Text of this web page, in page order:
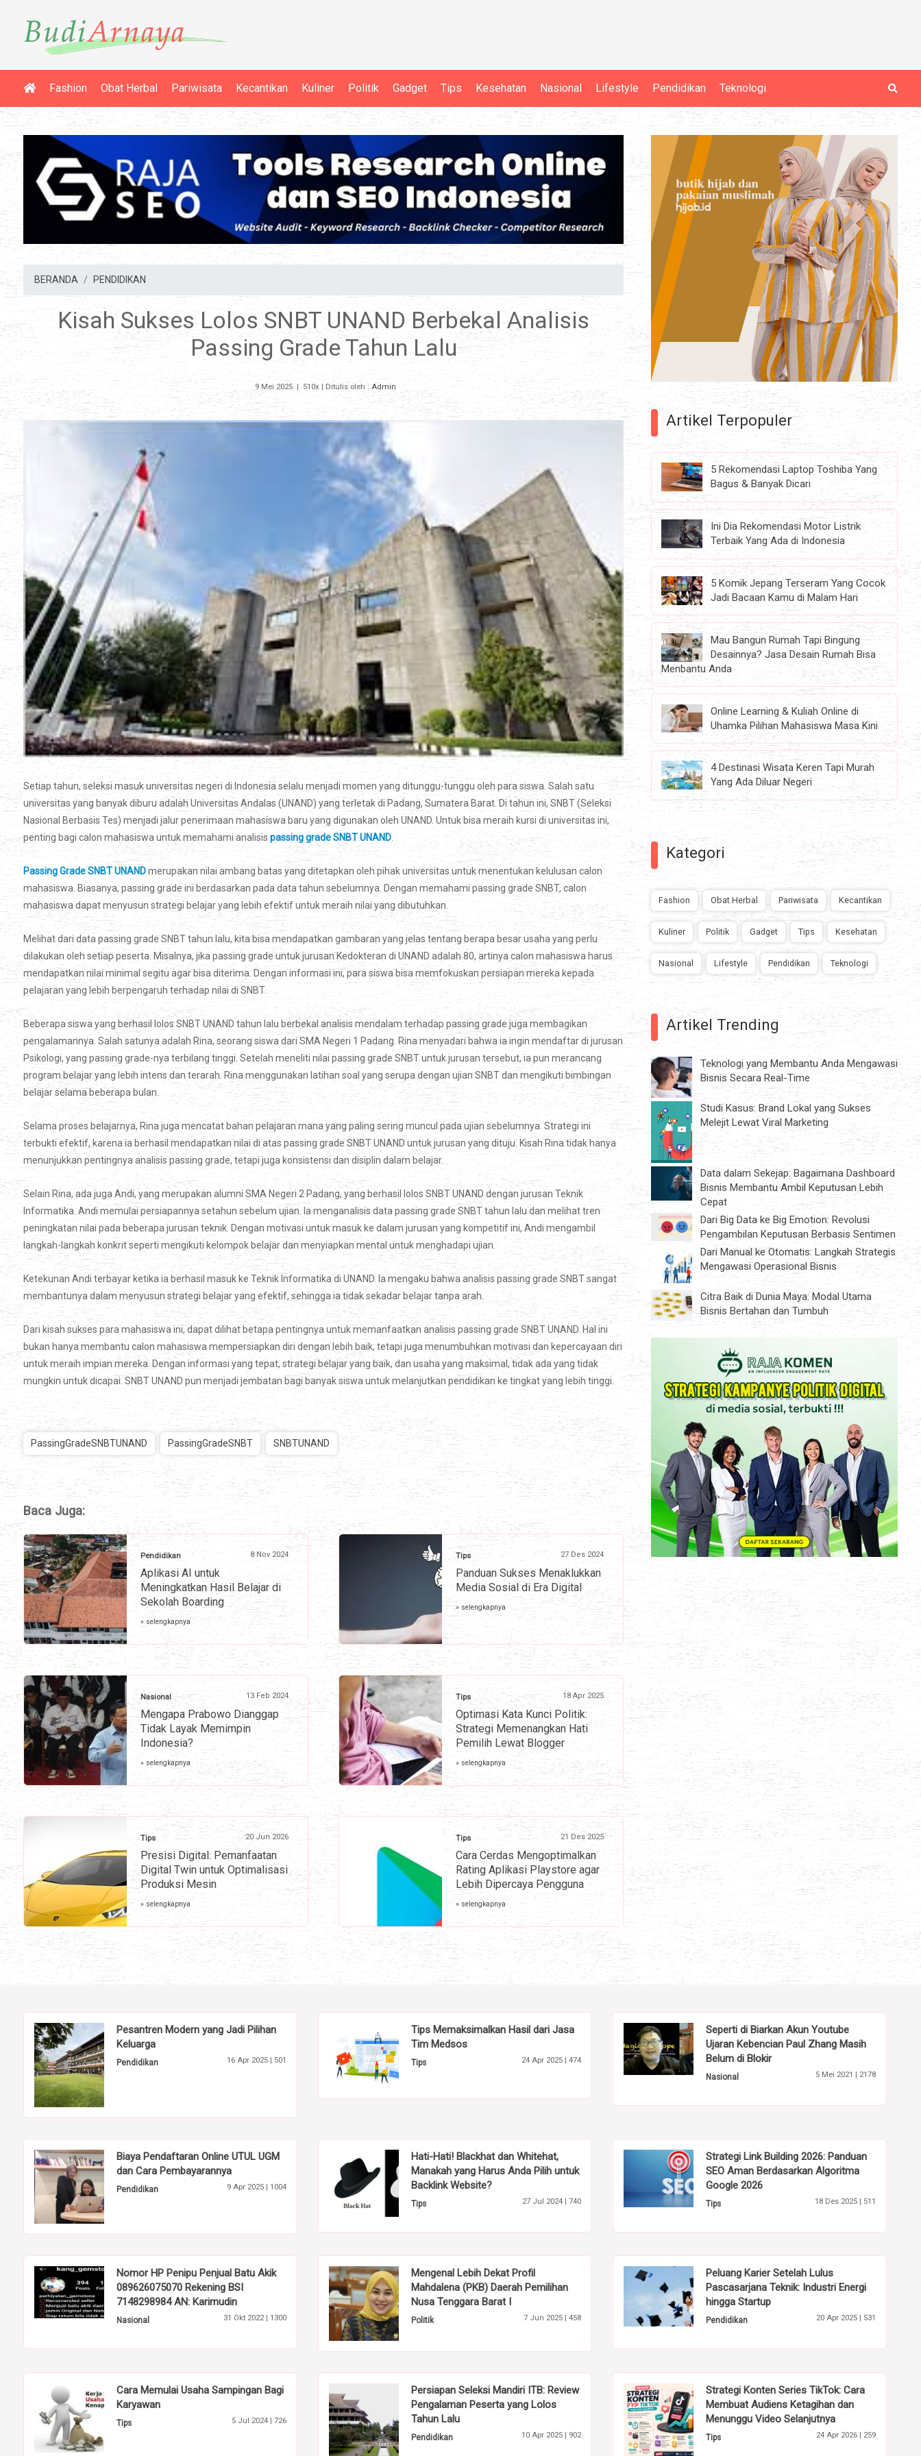
Fashion Obat Herbal Pariwisata Kecantikan Kuliner Politik Gadget Tips Kesehatan Nasional Lifestyle Pendidikan Teknologi
BERANDA PENDIDIKAN
Kisah Sukses Lolos SNBT UNAND Berbekal Analisis
Passing Grade Tahun Lalu
9 Mei 2025| 510x | Ditulis oleh : Admin
Setiap tahun, seleksi masuk universitas negeri di Indonesia selalu menjadi momen yang ditunggu-tunggu oleh para siswa. Salah satu
universitas yang banyak diburu adalah Universitas Andalas (UNAND) yang terletak di Padang, Sumatera Barat. Di tahun ini, SNBT (Seleksi
Nasional Berbasis Tes) menjadi jalur penerimaan mahasiswa baru yang digunakan oleh UNAND. Untuk bisa meraih kursi di universitas ini,
penting bagi calon mahasiswa untuk memahami analisis passing grade SNBT UNAND.
Passing Grade SNBT UNANDmerupakan nilai ambang batas yang ditetapkan oleh pihak universitas untuk menentukan kelulusan calon
mahasiswa. Biasanya, passing grade ini berdasarkan pada data tahun sebelumnya. Dengan memahami passing grade SNBT, calon
mahasiswa dapat menyusun strategi belajar yang lebih efektif untuk meraih nilai yang dibutuhkan.
Melihat dari data passing grade SNBT tahun lalu, kita bisa mendapatkan gambaran yang jelas tentang berapa besar usaha yang perlu
dilakukan oleh setiap peserta. Misalnya, jika passing grade untuk jurusan Kedokteran di UNAND adalah 80, artinya calon mahasiswa harus
mendapatkan nilai minimal segitu agar bisa diterima. Dengan informasi ini, para siswa bisa memfokuskan persiapan mereka kepada
pelajaran yang lebih berpengaruh terhadap nilai di SNBT.
Beberapa siswa yang berhasil lolos SNBT UNAND tahun lalu berbekal analisis mendalam terhadap passing grade juga membagikan
pengalamannya. Salah satunya adalah Rina, seorang siswa dari SMA Negeri 1 Padang. Rina menyadari bahwa ia ingin mendaftar di jurusan
Psikologi, yang passing grade-nya terbilang tinggi. Setelah meneliti nilai passing grade SNBT untuk jurusan tersebut, ia pun merancang
program belajar yang lebih intens dan terarah. Rina menggunakan latihan soal yang serupa dengan ujian SNBT dan mengikuti bimbingan
belajar selama beberapa bulan.
Selama proses belajarnya, Rina juga mencatat bahan pelajaran mana yang paling sering muncul pada ujian sebelumnya. Strategi ini
terbukti efektif, karena ia berhasil mendapatkan nilai di atas passing grade SNBT UNAND untuk jurusan yang dituju. Kisah Rina tidak hanya
menunjukkan pentingnya analisis passing grade, tetapi juga konsistensi dan disiplin dalam belajar.
Selain Rina, ada juga Andi, yang merupakan alumni SMA Negeri 2 Padang, yang berhasil lolos SNBT UNAND dengan jurusan Teknik
Informatika. Andi memulai persiapannya setahun sebelum ujian. Ia menganalisis data passing grade SNBT tahun lalu dan melihat tren
peningkatan nilai pada beberapa jurusan teknik. Dengan motivasi untuk masuk ke dalam jurusan yang kompetitif ini, Andi mengambil
langkah-langkah konkrit seperti mengikuti kelompok belajar dan menyiapkan mental untuk menghadapi ujian.
Ketekunan Andi terbayar ketika ia berhasil masuk ke Teknik Informatika di UNAND. Ia mengaku bahwa analisis passing grade SNBT sangat
membantunya dalam menyusun strategi belajar yang efektif, sehingga ia tidak sekadar belajar tanpa arah.
Dari kisah sukses para mahasiswa ini, dapat dilihat betapa pentingnya untuk memanfaatkan analisis passing grade SNBT UNAND. Hal ini
bukan hanya membantu calon mahasiswa mempersiapkan diri dengan lebih baik, tetapi juga menumbuhkan motivasi dan kepercayaan diri
untuk meraih impian mereka. Dengan informasi yang tepat, strategi belajar yang baik, dan usaha yang maksimal, tidak ada yang tidak
mungkin untuk dicapai. SNBT UNAND pun menjadi jembatan bagi banyak siswa untuk melanjutkan pendidikan ke tingkat yang lebih tinggi.
PassingGradeSNBTUNAND PassingGradeSNBT SNBTUNAND
Baca Juga:
Pendidikan 8 Nov 2024
Aplikasi AI untuk
Meningkatkan Hasil Belajar di
Sekolah Boarding
» selengkapnya
Tips 27 Des 2024
Panduan Sukses Menaklukkan
Media Sosial di Era Digital
» selengkapnya
Nasional 13 Feb 2024
Mengapa Prabowo Dianggap
Tidak Layak Memimpin
Indonesia?
» selengkapnya
Tips 18 Apr 2025
Optimasi Kata Kunci Politik:
Strategi Memenangkan Hati
Pemilih Lewat Blogger
» selengkapnya
Tips 20 Jun 2026
Presisi Digital: Pemanfaatan
Digital Twin untuk Optimalisasi
Produksi Mesin
» selengkapnya
Tips 21 Des 2025
Cara Cerdas Mengoptimalkan
Rating Aplikasi Playstore agar
Lebih Dipercaya Pengguna
» selengkapnya
Artikel Terpopuler
5 Rekomendasi Laptop Toshiba Yang
Bagus & Banyak Dicari
Ini Dia Rekomendasi Motor Listrik
Terbaik Yang Ada di Indonesia
5 Komik Jepang Terseram Yang Cocok
Jadi Bacaan Kamu di Malam Hari
Mau Bangun Rumah Tapi Bingung
Desainnya? Jasa Desain Rumah Bisa
Menbantu Anda
Online Learning & Kuliah Online di
Uhamka Pilihan Mahasiswa Masa Kini
4 Destinasi Wisata Keren Tapi Murah
Yang Ada Diluar Negeri
Kategori
Fashion Obat Herbal Pariwisata Kecantikan
Kuliner Politik Gadget Tips Kesehatan
Nasional Lifestyle Pendidikan Teknologi
Artikel Trending
Teknologi yang Membantu Anda Mengawasi
Bisnis Secara Real-Time
Studi Kasus: Brand Lokal yang Sukses
Melejit Lewat Viral Marketing
Data dalam Sekejap: Bagaimana Dashboard
Bisnis Membantu Ambil Keputusan Lebih
Cepat
Dari Big Data ke Big Emotion: Revolusi
Pengambilan Keputusan Berbasis Sentimen
Dari Manual ke Otomatis: Langkah Strategis
Mengawasi Operasional Bisnis
Citra Baik di Dunia Maya: Modal Utama
Bisnis Bertahan dan Tumbuh
Pesantren Modern yang Jadi Pilihan
Keluarga
Pendidikan 16 Apr 2025 | 501
Tips Memaksimalkan Hasil dari Jasa
Tim Medsos
Tips 24 Apr 2025 | 474
Seperti di Biarkan Akun Youtube
Ujaran Kebencian Paul Zhang Masih
Belum di Blokir
Nasional 5 Mei 2021 | 2178
Biaya Pendaftaran Online UTUL UGM
dan Cara Pembayarannya
Pendidikan 9 Apr 2025 | 1004
Hati-Hati! Blackhat dan Whitehat,
Manakah yang Harus Anda Pilih untuk
Backlink Website?
Tips 27 Jul 2024 | 740
Strategi Link Building 2026: Panduan
SEO Aman Berdasarkan Algoritma
Google 2026
Tips 18 Des 2025 | 511
Nomor HP Penipu Penjual Batu Akik
089626075070 Rekening BSI
7148298984 AN: Karimudin
Nasional 31 Okt 2022 | 1300
Mengenal Lebih Dekat Profil
Mahdalena (PKB) Daerah Pemilihan
Nusa Tenggara Barat I
Politik 7 Jun 2025 | 458
Peluang Karier Setelah Lulus
Pascasarjana Teknik: Industri Energi
hingga Startup
Pendidikan 20 Apr 2025 | 531
Cara Memulai Usaha Sampingan Bagi
Karyawan
Tips 5 Jul 2024 | 726
Persiapan Seleksi Mandiri ITB: Review
Pengalaman Peserta yang Lolos
Tahun Lalu
Pendidikan 10 Apr 2025 | 902
Strategi Konten Series TikTok: Cara
Membuat Audiens Ketagihan dan
Menunggu Video Selanjutnya
Tips 24 Apr 2026 | 259